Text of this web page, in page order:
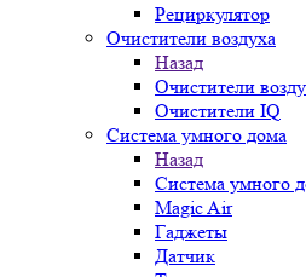
Рециркулятор
Очистители воздуха
Назад
Очистители
Очистители IQ
Система умного дома
Назад
Система умного
Magic Air
Гаджеты
Датчик